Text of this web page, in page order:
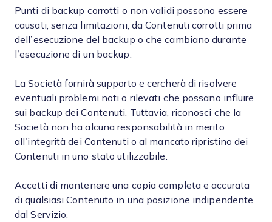
Punti di backup corrotti o non validi possono essere
causati, senza limitazioni, da Contenuti corrotti prima
dell’esecuzione del backup o che cambiano durante
l’esecuzione di un backup.
La Società fornirà supporto e cercherà di risolvere
eventuali problemi noti o rilevati che possano influire
sui backup dei Contenuti. Tuttavia, riconosci che la
Società non ha alcuna responsabilità in merito
all’integrità dei Contenuti o al mancato ripristino dei
Contenuti in uno stato utilizzabile.
Accetti di mantenere una copia completa e accurata
di qualsiasi Contenuto in una posizione indipendente
dal Servizio.